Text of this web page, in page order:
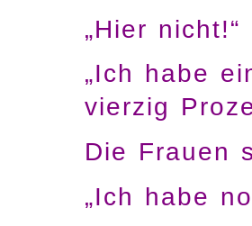
„Hier nicht!“
„Ich habe
vierzig
Die Frauen
„Ich habe